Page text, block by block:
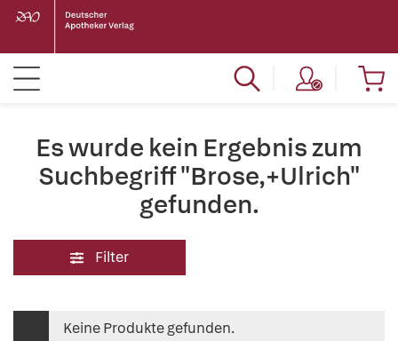
Es wurde kein Ergebnis zum
Suchbegriff "Brose,+Ulrich"
gefunden.
Filter
Keine Produkte gefunden.